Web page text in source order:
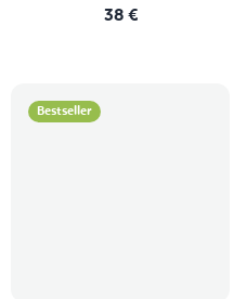
38 €
Bestseller